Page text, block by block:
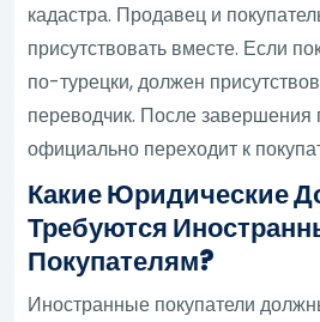
кадастра. Продавец и
присутствовать вместе. Если
по-турецки, должен
переводчик. После завершения
официально переходит к
Какие Юридические
Требуются
Покупателям?
Иностранные покупатели